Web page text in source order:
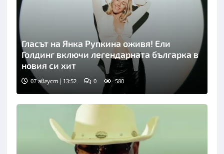
Гласът на Янка Рупкина оживя! Ели
Голдинг включи легендарната българка в
новия си хит
07 август | 13:52 0 580